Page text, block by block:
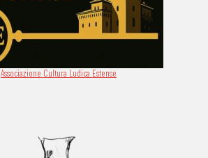
Associazione Cultura Ludica Estense